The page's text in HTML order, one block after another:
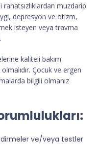
muzdarip
depresyon ve otizm,
isteyen veya travma
kaliteli bakım
Çocuk ve ergen
bilgili olmanız
ve/veya testler